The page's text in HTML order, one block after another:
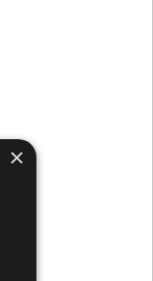
×